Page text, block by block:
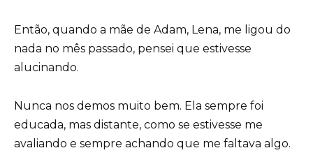
Então, quando a mãe de Adam, Lena, me ligou do
nada no mês passado, pensei que estivesse
alucinando.
Nunca nos demos muito bem. Ela sempre foi
educada, mas distante, como se estivesse me
avaliando e sempre achando que me faltava algo.